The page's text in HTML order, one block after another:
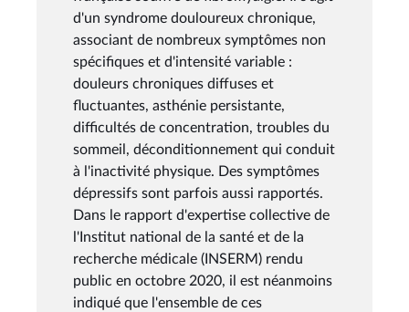
d'un syndrome douloureux chronique,
associant de nombreux symptômes non
spécifiques et d'intensité variable :
douleurs chroniques diffuses et
fluctuantes, asthénie persistante,
difficultés de concentration, troubles du
sommeil, déconditionnement qui conduit
à l'inactivité physique. Des symptômes
dépressifs sont parfois aussi rapportés.
Dans le rapport d'expertise collective de
l'Institut national de la santé et de la
recherche médicale (INSERM) rendu
public en octobre 2020, il est néanmoins
indiqué que l'ensemble de ces